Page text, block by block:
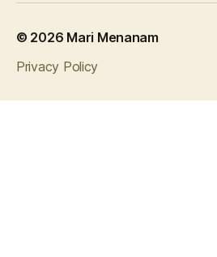
© 2026 Mari Menanam
Privacy Policy